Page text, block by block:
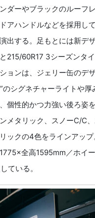
ダーやブラックのルーフ
アハンドルなどを採用し
出する。足もとには新デ
215/60R17 3シーズンタイ
ョンは、ジェリー缶のデ
のシグネチャーライトや
個性的かつ力強い後ろ姿
メタリック、スノーC/C、
ックの4色をラインアッ
全高1595mm／ホイ
ている。